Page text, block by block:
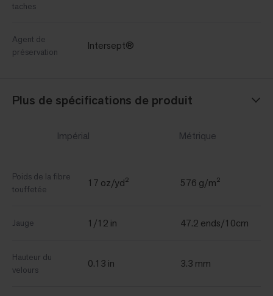
taches
Agent de
préservation
Intersept®
Plus de spécifications de produit
Impérial Métrique
Poids de la fibre
touffetée
17 oz/yd² 576 g/m²
Jauge 1/12 in 47.2 ends/10cm
Hauteur du
velours
0.13 in 3.3 mm